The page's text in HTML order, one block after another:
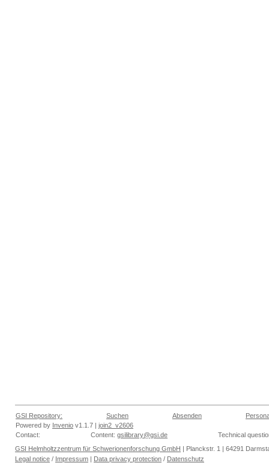
GSI Repository: Suchen Absenden
Powered by Invenio v1.1.7 | join2_v2606
Contact:
Content: gsilibrary@gsi.de
Technical
GSI Helmholtzzentrum für Schwerionenforschung GmbH | Planckstr. 1 | 64291
Legal notice / Impressum | Data privacy protection / Datenschutz